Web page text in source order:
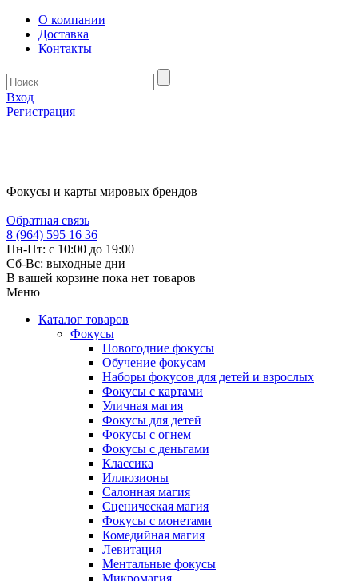
О компании
Доставка
Контакты
Вход
Регистрация
Фокусы и карты мировых брендов
Обратная связь
8 (964) 595 16 36
Пн-Пт: с 10:00 до 19:00
Сб-Вс: выходные дни
В вашей корзине пока нет товаров
Меню
Каталог товаров
Фокусы
Новогодние фокусы
Обучение фокусам
Наборы фокусов для детей и взрослых
Фокусы с картами
Уличная магия
Фокусы для детей
Фокусы с огнем
Фокусы с деньгами
Классика
Иллюзионы
Салонная магия
Сценическая магия
Фокусы с монетами
Комедийная магия
Левитация
Ментальные фокусы
Микромагия